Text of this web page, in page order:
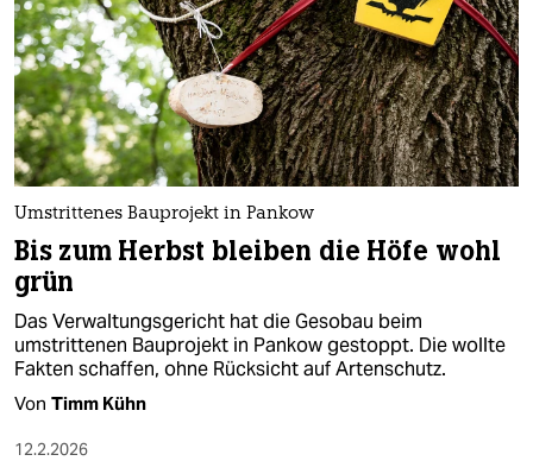
Umstrittenes Bauprojekt in Pankow
Bis zum Herbst bleiben die Höfe wohl
grün
Das Verwaltungsgericht hat die Gesobau beim
umstrittenen Bauprojekt in Pankow gestoppt. Die wollte
Fakten schaffen, ohne Rücksicht auf Artenschutz.
Von Timm Kühn
12.2.2026